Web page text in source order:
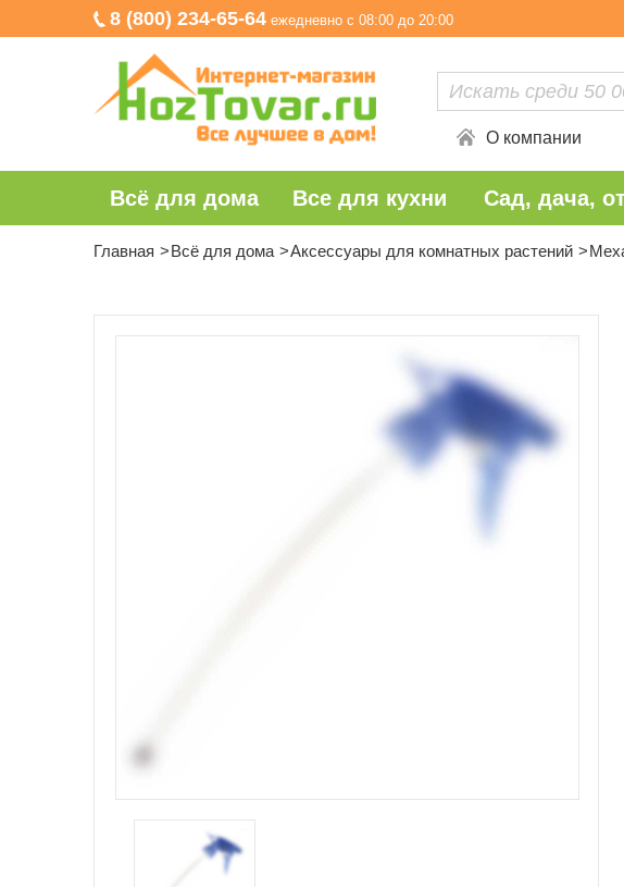
8 (800) 234-65-64 ежедневно с 08:00 до 20:00
О компании
Всё для дома Все для кухни Сад, дача,
Главная Всё для дома Аксессуары для комнатных растений